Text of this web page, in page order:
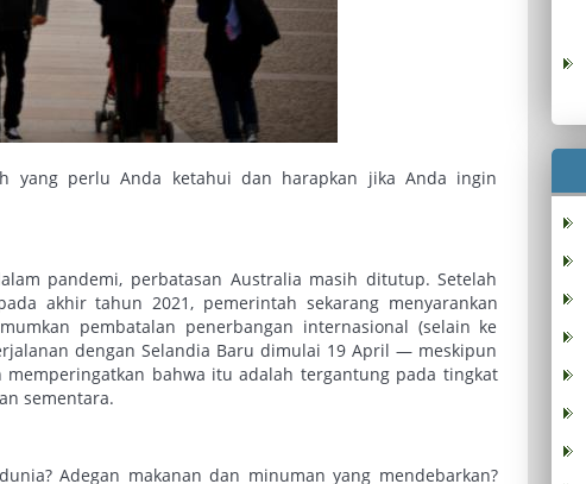
yang perlu Anda ketahui dan harapkan jika Anda ingin
pandemi, perbatasan Australia masih ditutup. Setelah
akhir tahun 2021, pemerintah sekarang menyarankan
pembatalan penerbangan internasional (selain ke
dengan Selandia Baru dimulai 19 April — meskipun
bahwa itu adalah tergantung pada tingkat
sementara.
Adegan makanan dan minuman yang mendebarkan?